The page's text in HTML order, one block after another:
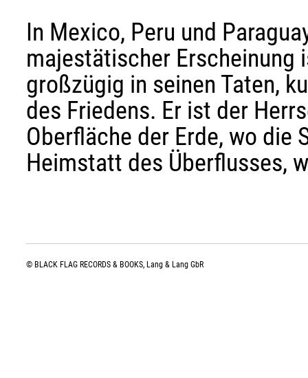
In Mexico, Peru und
majestätischer Erscheinung
großzügig in seinen Taten,
des Friedens. Er ist der
Oberfläche der Erde, wo die
Heimstatt des Überflusses,
© BLACK FLAG RECORDS & BOOKS, Lang & Lang GbR